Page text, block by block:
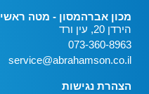
מכון אברהמסון - מטה ראשי
הירדן 20, עין ורד
073-360-8963
service@abrahamson.co.il
הצהרת נגישות